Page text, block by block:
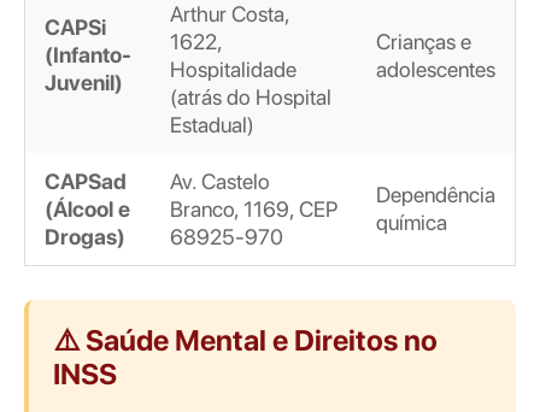
CAPSi
(Infanto-
Juvenil)
Arthur Costa,
1622,
Hospitalidade
(atrás do Hospital
Estadual)
Crianças e
adolescentes
CAPSad
(Álcool e
Drogas)
Av. Castelo
Branco, 1169, CEP
68925-970
Dependência
química
⚠️ Saúde Mental e Direitos no
INSS